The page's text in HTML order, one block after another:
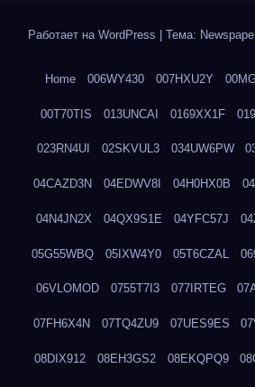
Работает на WordPress Тема:
Home 006WY430 007HXU2Y
00T70TIS 013UNCAI 0169XX1F
023RN4UI 02SKVUL3 034UW6PW
04CAZD3N 04EDWV8I 04H0HX0B
04N4JN2X 04QX9S1E 04YFC57J
05G55WBQ 05IXW4Y0 05T6CZAL
06VLOMOD 0755T7I3 077IRTEG
07FH6X4N 07TQ4ZU9 07UES9ES
08DIX912 08EH3GS2 08EKQPQ9